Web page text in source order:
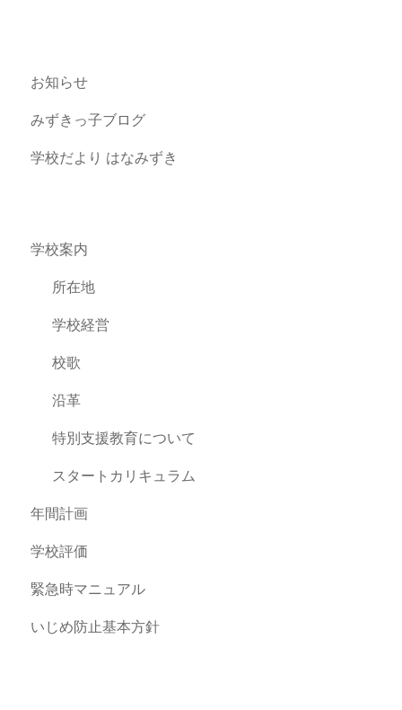
お知らせ
みずきっ子ブログ
学校だより はなみずき
学校案内
所在地
学校経営
校歌
沿革
特別支援教育について
スタートカリキュラム
年間計画
学校評価
緊急時マニュアル
いじめ防止基本方針